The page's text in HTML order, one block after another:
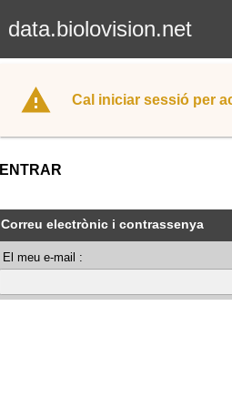
data.biolovision.net
Cal iniciar sessió per
ENTRAR
Correu electrònic i contrassenya
El meu e-mail :